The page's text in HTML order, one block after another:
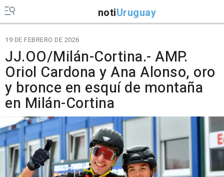
notiUruguay
19 DE FEBRERO DE 2026
JJ.OO/Milán-Cortina.- AMP.
Oriol Cardona y Ana Alonso, oro
y bronce en esquí de montaña
en Milán-Cortina